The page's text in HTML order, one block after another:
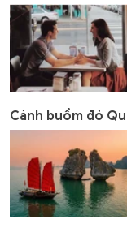
Cánh buồm đỏ